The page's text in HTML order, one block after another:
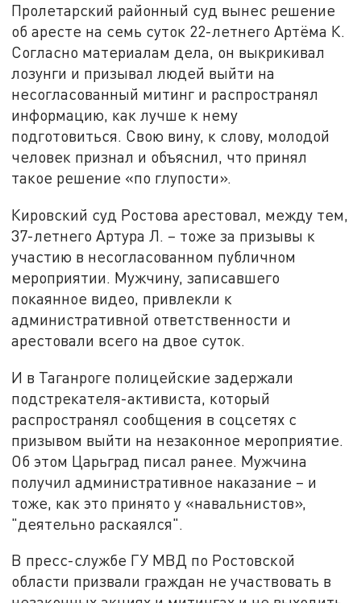
Пролетарский районный суд вынес решение
об аресте на семь суток 22-летнего Артёма К.
Согласно материалам дела, он выкрикивал
лозунги и призывал людей выйти на
несогласованный митинг и распространял
информацию, как лучше к нему
подготовиться. Свою вину, к слову, молодой
человек признал и объяснил, что принял
такое решение «по глупости».
Кировский суд Ростова арестовал, между тем,
37-летнего Артура Л. – тоже за призывы к
участию в несогласованном публичном
мероприятии. Мужчину, записавшего
покаянное видео, привлекли к
административной ответственности и
арестовали всего на двое суток.
И в Таганроге полицейские задержали
подстрекателя-активиста, который
распространял сообщения в соцсетях с
призывом выйти на незаконное мероприятие.
Об этом Царьград писал ранее. Мужчина
получил административное наказание – и
тоже, как это принято у «навальнистов»,
"деятельно раскаялся".
В пресс-службе ГУ МВД по Ростовской
области призвали граждан не участвовать в